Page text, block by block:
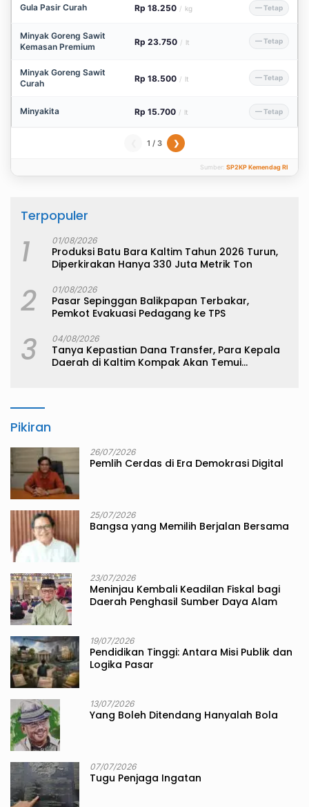
Gula Pasir Curah Rp 18.250 / kg — Tetap
Minyak Goreng Sawit
Kemasan Premium
Rp 23.750 / lt — Tetap
Minyak Goreng Sawit
Curah
Rp 18.500 / lt — Tetap
Minyakita Rp 15.700 / lt — Tetap
1 / 3 ❯
Sumber: SP2KP Kemendag RI
Terpopuler
1 01/08/2026
Produksi Batu Bara Kaltim Tahun 2026 Turun,
Diperkirakan Hanya 330 Juta Metrik Ton
2 01/08/2026
Pasar Sepinggan Balikpapan Terbakar,
Pemkot Evakuasi Pedagang ke TPS
3 04/08/2026
Tanya Kepastian Dana Transfer, Para Kepala
Daerah di Kaltim Kompak Akan Temui
Pikiran
26/07/2026
Pemlih Cerdas di Era Demokrasi Digital
25/07/2026
Bangsa yang Memilih Berjalan Bersama
23/07/2026
Meninjau Kembali Keadilan Fiskal bagi
Daerah Penghasil Sumber Daya Alam
19/07/2026
Pendidikan Tinggi: Antara Misi Publik dan
Logika Pasar
13/07/2026
Yang Boleh Ditendang Hanyalah Bola
07/07/2026
Tugu Penjaga Ingatan